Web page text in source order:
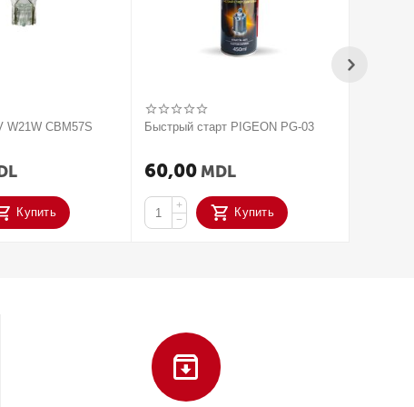
W21W CBM57S
Купить
Быстрый старт PIGEON PG-03
60,00 MDL
+
−
Купить